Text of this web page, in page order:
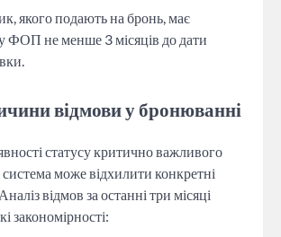
якого подають на бронь, має
ФОП не менше 3 місяців до дати
відмови у бронюванні
статусу критично важливого
може відхилити конкретні
відмов за останні три місяці
закономірності: